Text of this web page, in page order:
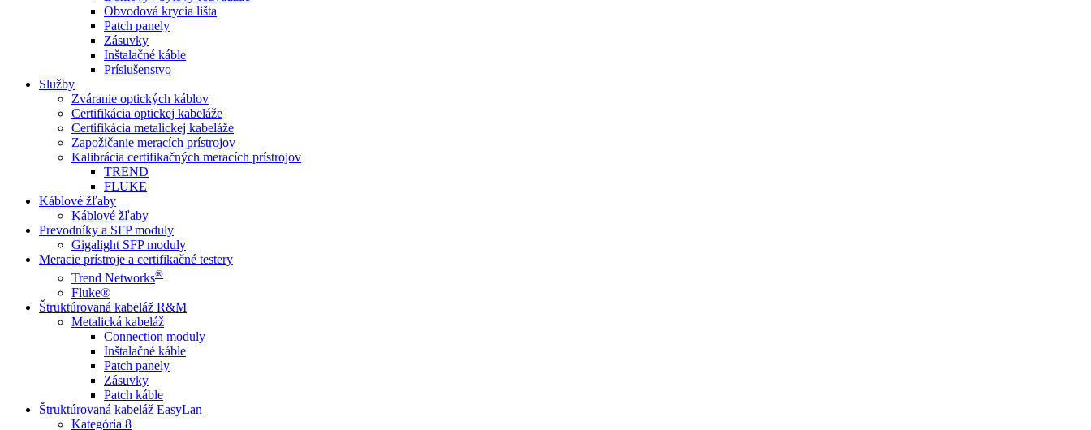
Obvodová krycia lišta
Patch panely
Zásuvky
Inštalačné káble
Príslušenstvo
Služby
Zváranie optických káblov
Certifikácia optickej kabeláže
Certifikácia metalickej kabeláže
Zapožičanie meracích prístrojov
Kalibrácia certifikačných meracích prístrojov
TREND
FLUKE
Káblové žľaby
Káblové žľaby
Prevodníky a SFP moduly
Gigalight SFP moduly
Meracie prístroje a certifikačné testery
Trend Networks®
Fluke®
Štruktúrovaná kabeláž R&M
Metalická kabeláž
Connection moduly
Inštalačné káble
Patch panely
Zásuvky
Patch káble
Štruktúrovaná kabeláž EasyLan
Kategória 8